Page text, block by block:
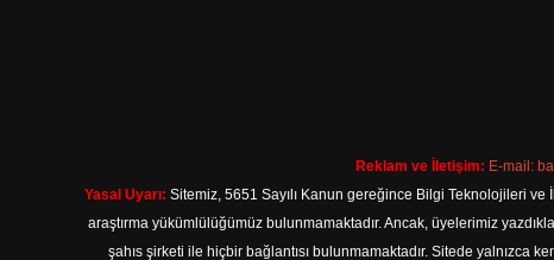
Reklam ve İletişim: E-mail:
Yasal Uyarı: Sitemiz, 5651 Sayılı Kanun gereğince Bilgi Teknolojileri
araştırma yükümlülüğümüz bulunmamaktadır. Ancak, üyelerimiz
şahıs şirketi ile hiçbir bağlantısı bulunmamaktadır. Sitede yalnızca